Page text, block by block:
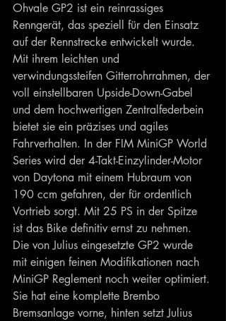
Ohvale GP2 ist ein reinrassiges
Renngerät, das speziell für den Einsatz
auf der Rennstrecke entwickelt wurde.
Mit ihrem leichten und
verwindungssteifen Gitterrohrrahmen, der
voll einstellbaren Upside-Down-Gabel
und dem hochwertigen Zentralfederbein
bietet sie ein präzises und agiles
Fahrverhalten. In der FIM MiniGP World
Series wird der 4-Takt-Einzylinder-Motor
von Daytona mit einem Hubraum von
190 ccm gefahren, der für ordentlich
Vortrieb sorgt. Mit 25 PS in der Spitze
ist das Bike definitiv ernst zu nehmen.
Die von Julius eingesetzte GP2 wurde
mit einigen feinen Modifikationen nach
MiniGP Reglement noch weiter optimiert.
Sie hat eine komplette Brembo
Bremsanlage vorne, hinten setzt Julius